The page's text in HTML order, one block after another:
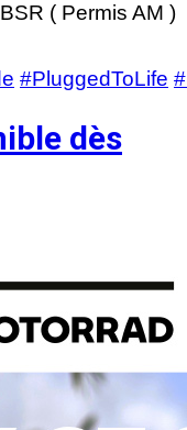
( Permis AM )
#PluggedToLife
dès